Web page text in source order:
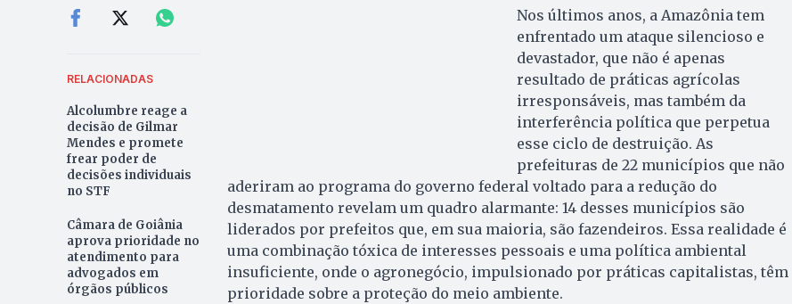
RELACIONADAS
Alcolumbre reage a
decisão de Gilmar
Mendes e promete
frear poder de
decisões individuais
no STF
Câmara de Goiânia
aprova prioridade no
atendimento para
advogados em
órgãos públicos
Nos últimos anos, a Amazônia tem
enfrentado um ataque silencioso e
devastador, que não é apenas
resultado de práticas agrícolas
irresponsáveis, mas também da
interferência política que perpetua
esse ciclo de destruição. As
prefeituras de 22 municípios que não
aderiram ao programa do governo federal voltado para a redução do
desmatamento revelam um quadro alarmante: 14 desses municípios são
liderados por prefeitos que, em sua maioria, são fazendeiros. Essa realidade é
uma combinação tóxica de interesses pessoais e uma política ambiental
insuficiente, onde o agronegócio, impulsionado por práticas capitalistas, têm
prioridade sobre a proteção do meio ambiente.